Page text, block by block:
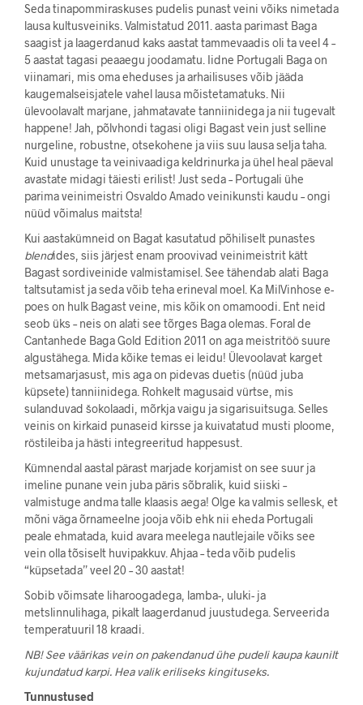
Seda tinapommiraskuses pudelis punast veini võiks nimetada
lausa kultusveiniks. Valmistatud 2011. aasta parimast Baga
saagist ja laagerdanud kaks aastat tammevaadis oli ta veel 4 –
5 aastat tagasi peaaegu joodamatu. Iidne Portugali Baga on
viinamari, mis oma eheduses ja arhailisuses võib jääda
kaugemalseisjatele vahel lausa mõistetamatuks. Nii
ülevoolavalt marjane, jahmatavate tanniinidega ja nii tugevalt
happene! Jah, põlvhondi tagasi oligi Bagast vein just selline
nurgeline, robustne, otsekohene ja viis suu lausa selja taha.
Kuid unustage ta veinivaadiga keldrinurka ja ühel heal päeval
avastate midagi täiesti erilist! Just seda – Portugali ühe
parima veinimeistri Osvaldo Amado veinikunsti kaudu – ongi
nüüd võimalus maitsta!
Kui aastakümneid on Bagat kasutatud põhiliselt punastes
blendides, siis järjest enam proovivad veinimeistrit kätt
Bagast sordiveinide valmistamisel. See tähendab alati Baga
taltsutamist ja seda võib teha erineval moel. Ka MilVinhose e-
poes on hulk Bagast veine, mis kõik on omamoodi. Ent neid
seob üks – neis on alati see tõrges Baga olemas. Foral de
Cantanhede Baga Gold Edition 2011 on aga meistritöö suure
algustähega. Mida kõike temas ei leidu! Ülevoolavat karget
metsamarjasust, mis aga on pidevas duetis (nüüd juba
küpsete) tanniinidega. Rohkelt magusaid vürtse, mis
sulanduvad šokolaadi, mõrkja vaigu ja sigarisuitsuga. Selles
veinis on kirkaid punaseid kirsse ja kuivatatud musti ploome,
röstileiba ja hästi integreeritud happesust.
Kümnendal aastal pärast marjade korjamist on see suur ja
imeline punane vein juba päris sõbralik, kuid siiski –
valmistuge andma talle klaasis aega! Olge ka valmis sellesk, et
mõni väga õrnameelne jooja võib ehk nii eheda Portugali
peale ehmatada, kuid avara meelega nautlejaile võiks see
vein olla tõsiselt huvipakkuv. Ahjaa – teda võib pudelis
“küpsetada” veel 20 – 30 aastat!
Sobib võimsate liharoogadega, lamba-, uluki- ja
metslinnulihaga, pikalt laagerdanud juustudega. Serveerida
temperatuuril 18 kraadi.
NB! See väärikas vein on pakendanud ühe pudeli kaupa kaunilt
kujundatud karpi. Hea valik eriliseks kingituseks.
Tunnustused